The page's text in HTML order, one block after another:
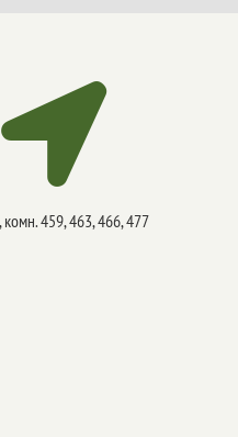

комн. 459, 463, 466, 477